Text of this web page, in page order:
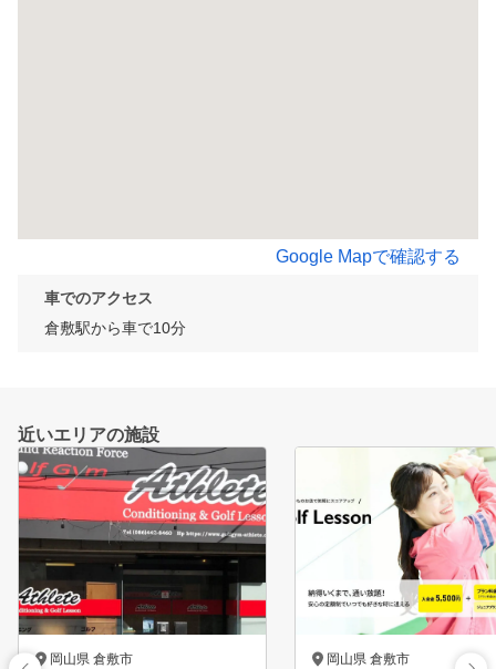
Google Mapで確認する
車でのアクセス
倉敷駅から車で10分
近いエリアの施設
岡山県 倉敷市 岡山県 倉敷市